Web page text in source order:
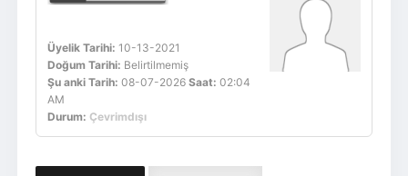
Üyelik Tarihi: 10-13-2021
Doğum Tarihi: Belirtilmemiş
Şu anki Tarih: 08-07-2026 Saat: 02:04
AM
Durum: Çevrimdışı